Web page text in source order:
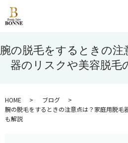
腕の脱毛をするときの注
器のリスクや美容脱毛
HOME
ブログ
腕の脱毛をするときの注意点は？家庭用脱毛
も解説